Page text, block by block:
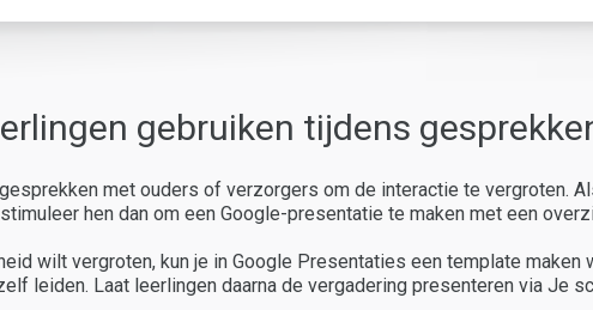
gebruiken tijdens
met ouders of verzorgers om de interactie te vergroten.
hen dan om een Google-presentatie te maken met een
wilt vergroten, kun je in Google Presentaties een template maken
leiden. Laat leerlingen daarna de vergadering presenteren via Je